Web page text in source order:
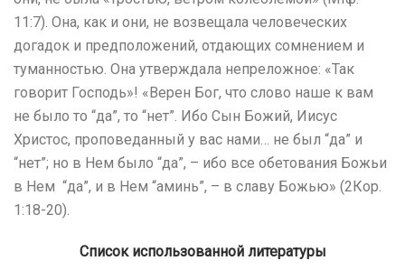
11:7). Она, как и они, не возвещала человеческих
догадок и предположений, отдающих сомнением и
туманностью. Она утверждала непреложное: «Так
говорит Господь»! «Верен Бог, что слово наше к вам
не было то “да”, то “нет”. Ибо Сын Божий, Иисус
Христос, проповеданный у вас нами… не был “да” и
“нет”; но в Нем было “да”, – ибо все обетования Божьи
в Нем “да”, и в Нем “аминь”, – в славу Божью» (2Кор.
1:18-20).
Список использованной литературы